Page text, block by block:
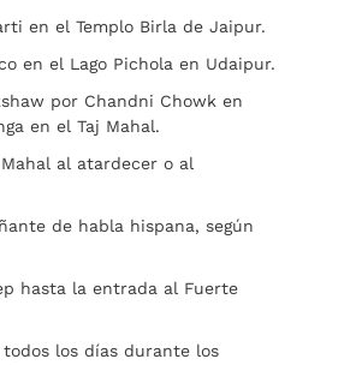
en el Templo Birla de Jaipur.
en el Lago Pichola en Udaipur.
por Chandni Chowk en
en el Taj Mahal.
al atardecer o al
de habla hispana, según
hasta la entrada al Fuerte
todos los días durante los